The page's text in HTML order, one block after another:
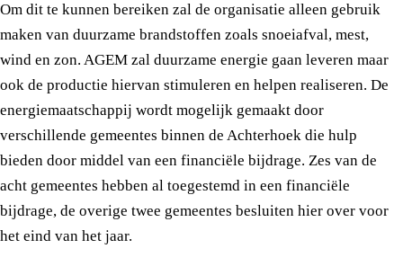
Om dit te kunnen bereiken zal de organisatie alleen gebruik
maken van duurzame brandstoffen zoals snoeiafval, mest,
wind en zon. AGEM zal duurzame energie gaan leveren maar
ook de productie hiervan stimuleren en helpen realiseren. De
energiemaatschappij wordt mogelijk gemaakt door
verschillende gemeentes binnen de Achterhoek die hulp
bieden door middel van een financiële bijdrage. Zes van de
acht gemeentes hebben al toegestemd in een financiële
bijdrage, de overige twee gemeentes besluiten hier over voor
het eind van het jaar.